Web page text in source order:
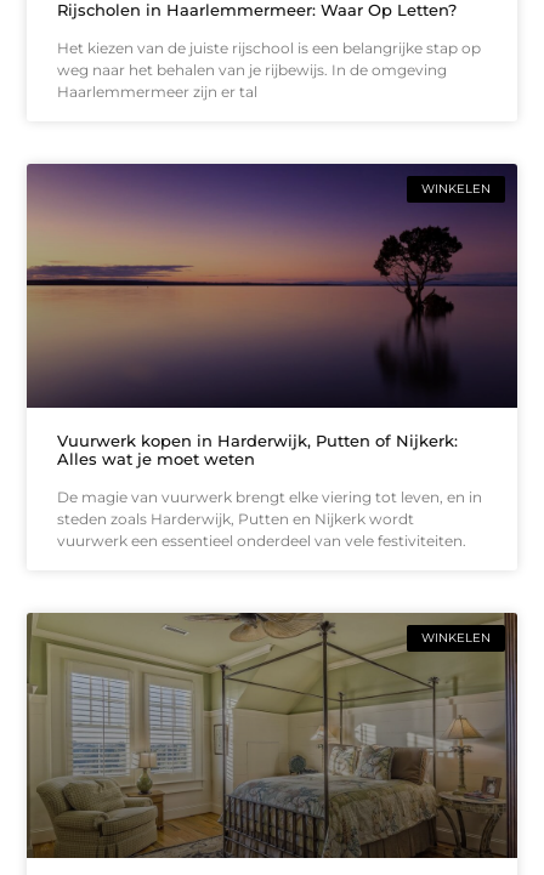
Rijscholen in Haarlemmermeer: Waar Op Letten?
Het kiezen van de juiste rijschool is een belangrijke stap op
weg naar het behalen van je rijbewijs. In de omgeving
Haarlemmermeer zijn er tal
WINKELEN
Vuurwerk kopen in Harderwijk, Putten of Nijkerk:
Alles wat je moet weten
De magie van vuurwerk brengt elke viering tot leven, en in
steden zoals Harderwijk, Putten en Nijkerk wordt
vuurwerk een essentieel onderdeel van vele festiviteiten.
WINKELEN